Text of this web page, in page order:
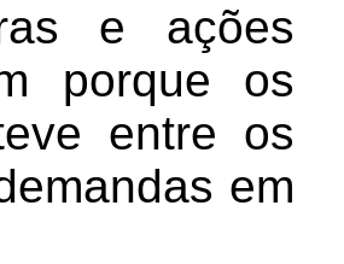
e ações
porque os
entre os
em